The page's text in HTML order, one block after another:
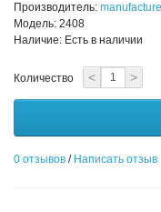
Производитель:
Модель: 2408
Наличие: Есть в наличии
Количество < >
0 отзывов / Написать отзыв